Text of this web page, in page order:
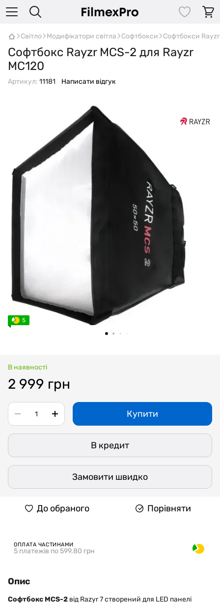
Світло Модифікатори світла Софтбокси Софтбокси Rayzr
Софтбокс Rayzr MCS-2 для Rayzr
MC120
Артикул: 11181 Написати відгук
5
В наявності
2 999 грн
Купити
В кредит
Замовити швидко
До обраного Порівняти
ОПЛАТА ЧАСТИНАМИ
5 платежів по 599.80 грн
Опис
Софтбокс MCS-2 від Razyr 7 створений для LED панелі